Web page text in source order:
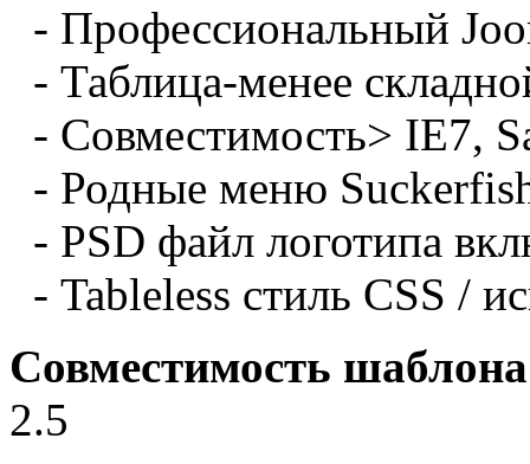
- Профессиональный
- Таблица-менее
- Совместимость> IE7,
- Родные меню
- PSD файл логотипа
- Tableless стиль CSS /
Совместимость шаблона
2.5